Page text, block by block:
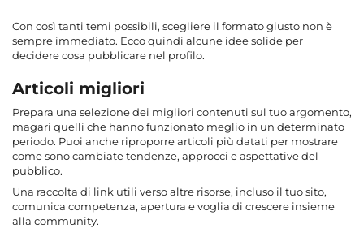
Con così tanti temi possibili, scegliere il formato giusto non è
sempre immediato. Ecco quindi alcune idee solide per
decidere cosa pubblicare nel profilo.
Articoli migliori
Prepara una selezione dei migliori contenuti sul tuo argomento,
magari quelli che hanno funzionato meglio in un determinato
periodo. Puoi anche riproporre articoli più datati per mostrare
come sono cambiate tendenze, approcci e aspettative del
pubblico.
Una raccolta di link utili verso altre risorse, incluso il tuo sito,
comunica competenza, apertura e voglia di crescere insieme
alla community.